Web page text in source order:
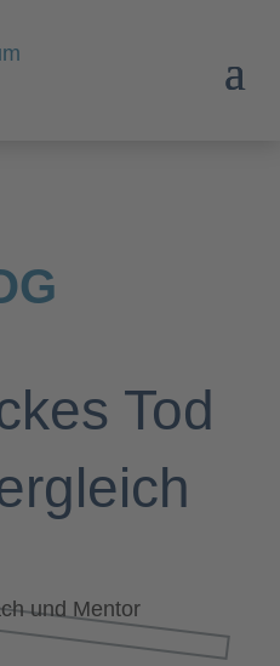
Tod